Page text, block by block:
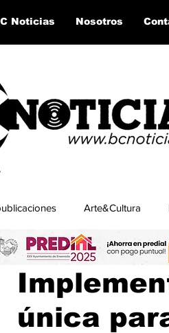
Noticias Nosotros
Arte&Cultura
del momento San Quintín,
EntramadoBC Tijuana,
única
23 oct 20241 min de lectura